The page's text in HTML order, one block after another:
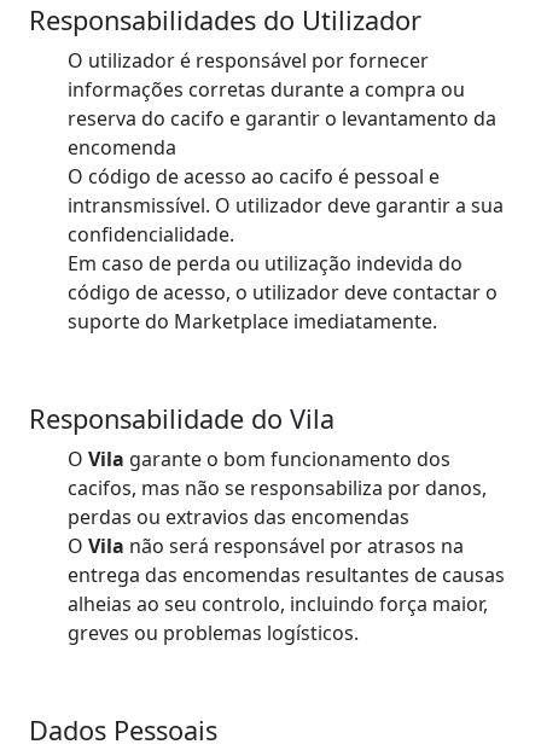
Responsabilidades do Utilizador
O utilizador é responsável por fornecer
informações corretas durante a compra ou
reserva do cacifo e garantir o levantamento da
encomenda
O código de acesso ao cacifo é pessoal e
intransmissível. O utilizador deve garantir a sua
confidencialidade.
Em caso de perda ou utilização indevida do
código de acesso, o utilizador deve contactar o
suporte do Marketplace imediatamente.
Responsabilidade do Vila
O Vila garante o bom funcionamento dos
cacifos, mas não se responsabiliza por danos,
perdas ou extravios das encomendas
O Vila não será responsável por atrasos na
entrega das encomendas resultantes de causas
alheias ao seu controlo, incluindo força maior,
greves ou problemas logísticos.
Dados Pessoais